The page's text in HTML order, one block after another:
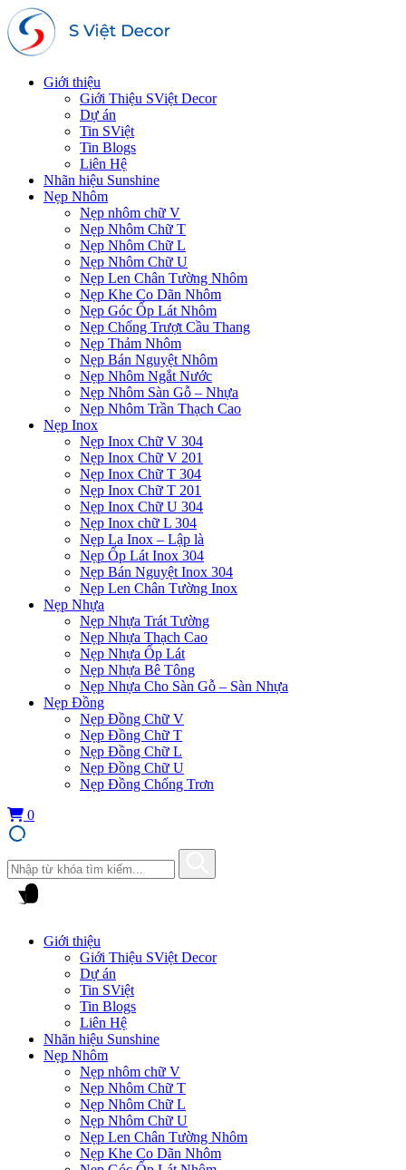
Giới thiệu
Giới Thiệu SViệt Decor
Dự án
Tin SViệt
Tin Blogs
Liên Hệ
Nhãn hiệu Sunshine
Nẹp Nhôm
Nẹp nhôm chữ V
Nẹp Nhôm Chữ T
Nẹp Nhôm Chữ L
Nẹp Nhôm Chữ U
Nẹp Len Chân Tường Nhôm
Nẹp Khe Co Dãn Nhôm
Nẹp Góc Ốp Lát Nhôm
Nẹp Chống Trượt Cầu Thang
Nẹp Thảm Nhôm
Nẹp Bán Nguyệt Nhôm
Nẹp Nhôm Ngắt Nước
Nẹp Nhôm Sàn Gỗ – Nhựa
Nẹp Nhôm Trần Thạch Cao
Nẹp Inox
Nẹp Inox Chữ V 304
Nẹp Inox Chữ V 201
Nẹp Inox Chữ T 304
Nẹp Inox Chữ T 201
Nẹp Inox Chữ U 304
Nẹp Inox chữ L 304
Nẹp La Inox – Lập là
Nẹp Ốp Lát Inox 304
Nẹp Bán Nguyệt Inox 304
Nẹp Len Chân Tường Inox
Nẹp Nhựa
Nẹp Nhựa Trát Tường
Nẹp Nhựa Thạch Cao
Nẹp Nhựa Ốp Lát
Nẹp Nhựa Bê Tông
Nẹp Nhựa Cho Sàn Gỗ – Sàn Nhựa
Nẹp Đồng
Nẹp Đồng Chữ V
Nẹp Đồng Chữ T
Nẹp Đồng Chữ L
Nẹp Đồng Chữ U
Nẹp Đồng Chống Trơn
0
Giới thiệu
Giới Thiệu SViệt Decor
Dự án
Tin SViệt
Tin Blogs
Liên Hệ
Nhãn hiệu Sunshine
Nẹp Nhôm
Nẹp nhôm chữ V
Nẹp Nhôm Chữ T
Nẹp Nhôm Chữ L
Nẹp Nhôm Chữ U
Nẹp Len Chân Tường Nhôm
Nẹp Khe Co Dãn Nhôm